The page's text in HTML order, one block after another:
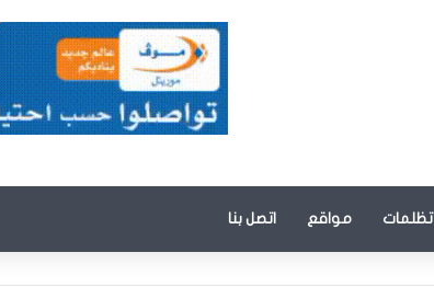
تظلمات مواقع اتصل بنا